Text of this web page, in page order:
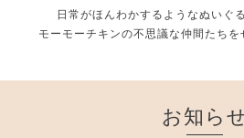
日常がほんわかするようなぬいぐ
モーモーチキンの不思議な仲間たちを
お知ら